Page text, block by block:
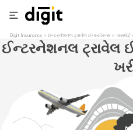
Digit Insurance ઈન્ટરનેશનલ ટ્રાવેલ ઈન્સ્યોરન્સ
ઈન્ટરનેશનલ ટ્રાવેલ